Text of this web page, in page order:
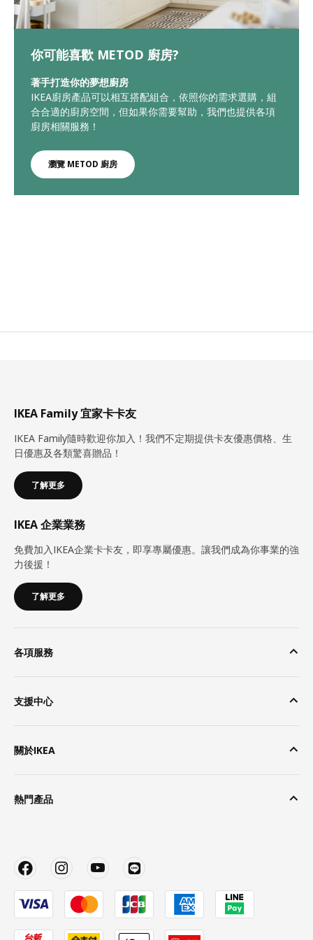
你可能喜歡 METOD 廚房?
著手打造你的夢想廚房
IKEA廚房產品可以相互搭配組合，依照你的需求選購，組
合合適的廚房空間，但如果你需要幫助，我們也提供各項
廚房相關服務！
瀏覽 METOD 廚房
IKEA Family 宜家卡卡友
IKEA Family隨時歡迎你加入！我們不定期提供卡友優惠價格、生
日優惠及各類驚喜贈品！
了解更多
IKEA 企業業務
免費加入IKEA企業卡卡友，即享專屬優惠。讓我們成為你事業的強
力後援！
了解更多
各項服務
支援中心
關於IKEA
熱門產品